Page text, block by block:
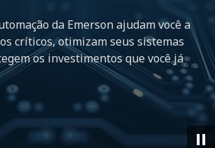
da Emerson ajudam você a
críticos, otimizam seus sistemas
os investimentos que você já